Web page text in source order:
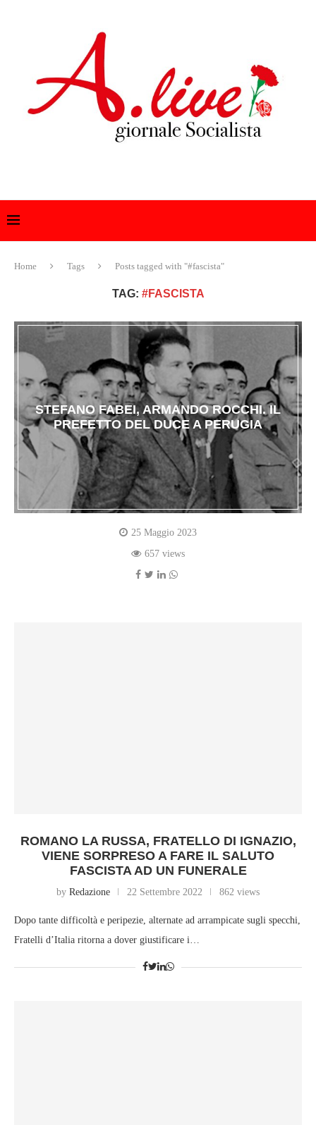
Home Tags Posts tagged with "#fascista"
TAG: #FASCISTA
STEFANO FABEI, ARMANDO ROCCHI. IL
PREFETTO DEL DUCE A PERUGIA
25 Maggio 2023
657 views
ROMANO LA RUSSA, FRATELLO DI IGNAZIO,
VIENE SORPRESO A FARE IL SALUTO
FASCISTA AD UN FUNERALE
by Redazione 22 Settembre 2022 862 views
Dopo tante difficoltà e peripezie, alternate ad arrampicate sugli specchi,
Fratelli d’Italia ritorna a dover giustificare i…